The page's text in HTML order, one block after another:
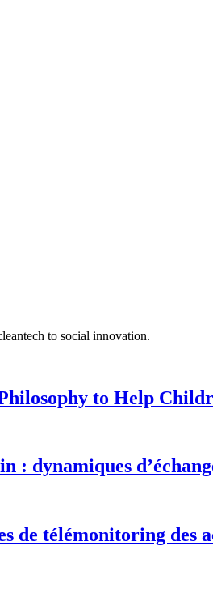
to social innovation.
to Help
dynamiques
de télémonitoring